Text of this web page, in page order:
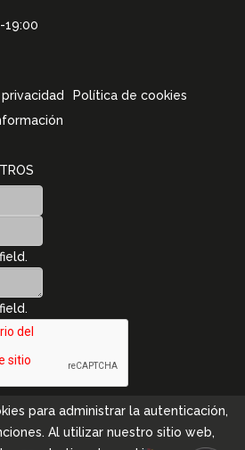
19:00
Política de cookies
para administrar la autenticación,
Al utilizar nuestro sitio web,